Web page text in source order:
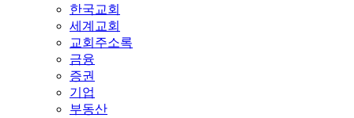
한국교회
세계교회
교회주소록
금융
증권
기업
부동산